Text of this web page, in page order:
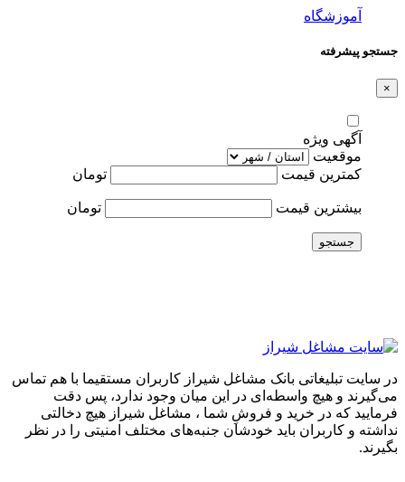
آموزشگاه
جستجو پیشرفته
×
آگهی ویژه
موقعیت
کمترین قیمت
تومان
بیشترین قیمت تومان
جستجو
در سایت تبلیغاتی بانک مشاغل شیراز کاربران مستقیما با هم تماس
می‌گیرند و هیچ واسطه‌ای در این میان وجود ندارد، پس دقت
فرمایید که در خرید و فروشِ شما ، مشاغل شیراز هیچ دخالتی
نداشته و کاربران باید خودشان جنبه‌های مختلف امنیتی را در نظر
بگیرند.